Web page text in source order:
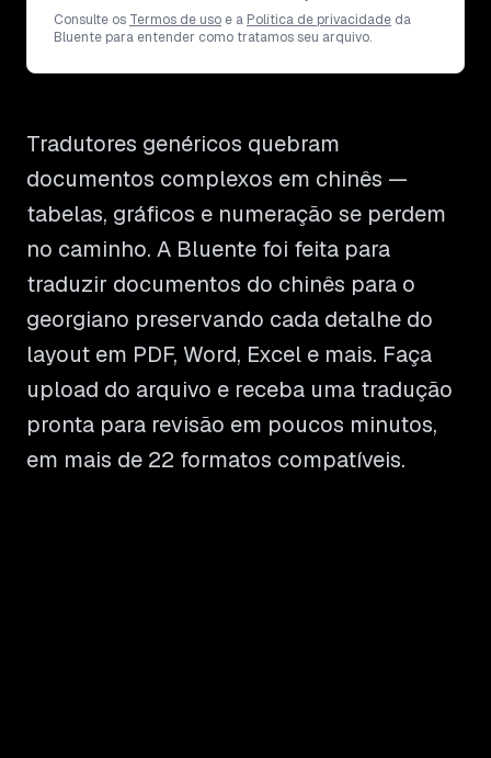
Consulte os Termos de uso e a Política de privacidade da
Bluente para entender como tratamos seu arquivo.
Tradutores genéricos quebram
documentos complexos em chinês —
tabelas, gráficos e numeração se perdem
no caminho. A Bluente foi feita para
traduzir documentos do chinês para o
georgiano preservando cada detalhe do
layout em PDF, Word, Excel e mais. Faça
upload do arquivo e receba uma tradução
pronta para revisão em poucos minutos,
em mais de 22 formatos compatíveis.